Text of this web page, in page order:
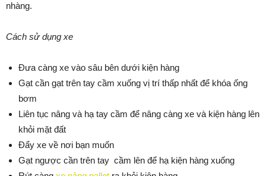
nhàng.
Cách sử dụng xe
Đưa càng xe vào sâu bên dưới kiện hàng
Gạt cần gạt trên tay cầm xuống vị trí thấp nhất để khóa ống
bơm
Liên tục nâng và hạ tay cầm để nâng càng xe và kiện hàng lên
khỏi mặt đất
Đẩy xe về nơi bạn muốn
Gạt ngược cần trên tay cầm lên để hạ kiện hàng xuống